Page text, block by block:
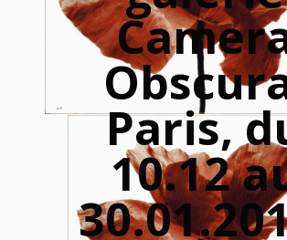
Paris,
10.12
En continuant, vous acceptez de nous
votre adresse email pour l’envoi de la
aucun cas elle ne sera transmise à un tiers.